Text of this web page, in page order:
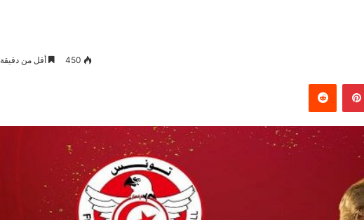
450 أقل من دقيقة
بينتيريست